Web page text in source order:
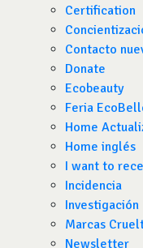
Certification
Contacto
Donate
Ecobeauty
Feria
Home
Home inglés
I want to
Incidencia
Investigación
Marcas
Newsletter